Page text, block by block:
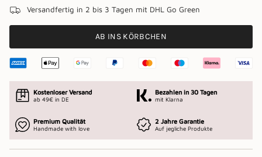
Versandfertig in 2 bis 3 Tagen mit DHL Go Green
AB INS KÖRBCHEN
Kostenloser Versand
ab 49€ in DE
Bezahlen in 30 Tagen
mit Klarna
Premium Qualität
Handmade with love
2 Jahre Garantie
Auf jegliche Produkte